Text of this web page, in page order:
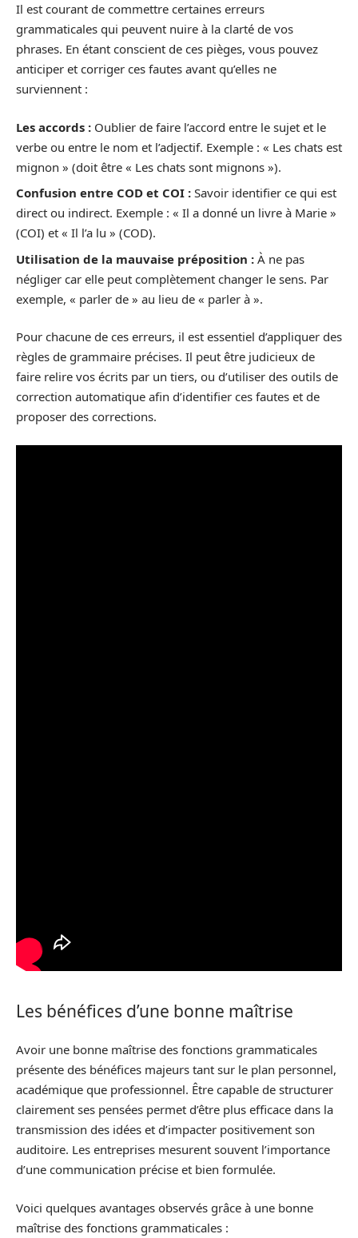
Il est courant de commettre certaines erreurs
grammaticales qui peuvent nuire à la clarté de vos
phrases. En étant conscient de ces pièges, vous pouvez
anticiper et corriger ces fautes avant qu’elles ne
surviennent :
Les accords : Oublier de faire l’accord entre le sujet et le
verbe ou entre le nom et l’adjectif. Exemple : « Les chats est
mignon » (doit être « Les chats sont mignons »).
Confusion entre COD et COI : Savoir identifier ce qui est
direct ou indirect. Exemple : « Il a donné un livre à Marie »
(COI) et « Il l’a lu » (COD).
Utilisation de la mauvaise préposition : À ne pas
négliger car elle peut complètement changer le sens. Par
exemple, « parler de » au lieu de « parler à ».
Pour chacune de ces erreurs, il est essentiel d’appliquer des
règles de grammaire précises. Il peut être judicieux de
faire relire vos écrits par un tiers, ou d’utiliser des outils de
correction automatique afin d’identifier ces fautes et de
proposer des corrections.
Les bénéfices d’une bonne maîtrise
Avoir une bonne maîtrise des fonctions grammaticales
présente des bénéfices majeurs tant sur le plan personnel,
académique que professionnel. Être capable de structurer
clairement ses pensées permet d’être plus efficace dans la
transmission des idées et d’impacter positivement son
auditoire. Les entreprises mesurent souvent l’importance
d’une communication précise et bien formulée.
Voici quelques avantages observés grâce à une bonne
maîtrise des fonctions grammaticales :